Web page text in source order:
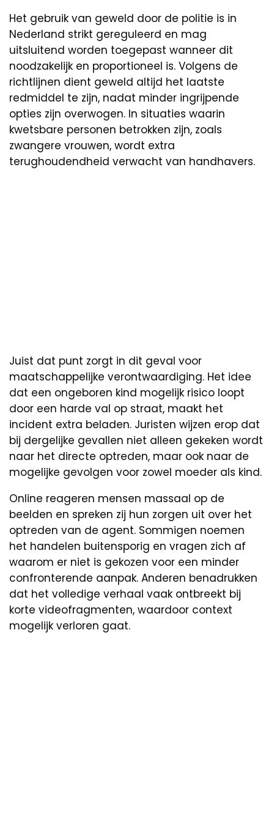
Het gebruik van geweld door de politie is in
Nederland strikt gereguleerd en mag
uitsluitend worden toegepast wanneer dit
noodzakelijk en proportioneel is. Volgens de
richtlijnen dient geweld altijd het laatste
redmiddel te zijn, nadat minder ingrijpende
opties zijn overwogen. In situaties waarin
kwetsbare personen betrokken zijn, zoals
zwangere vrouwen, wordt extra
terughoudendheid verwacht van handhavers.
Juist dat punt zorgt in dit geval voor
maatschappelijke verontwaardiging. Het idee
dat een ongeboren kind mogelijk risico loopt
door een harde val op straat, maakt het
incident extra beladen. Juristen wijzen erop dat
bij dergelijke gevallen niet alleen gekeken wordt
naar het directe optreden, maar ook naar de
mogelijke gevolgen voor zowel moeder als kind.
Online reageren mensen massaal op de
beelden en spreken zij hun zorgen uit over het
optreden van de agent. Sommigen noemen
het handelen buitensporig en vragen zich af
waarom er niet is gekozen voor een minder
confronterende aanpak. Anderen benadrukken
dat het volledige verhaal vaak ontbreekt bij
korte videofragmenten, waardoor context
mogelijk verloren gaat.